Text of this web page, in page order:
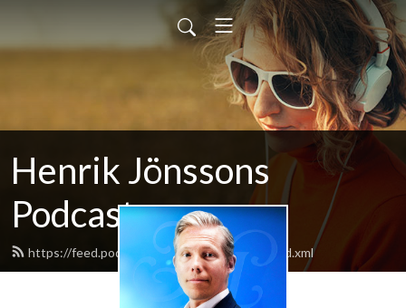
Henrik Jönssons
Podcast
https://feed.podbean.com/henrikjonsson/feed.xml